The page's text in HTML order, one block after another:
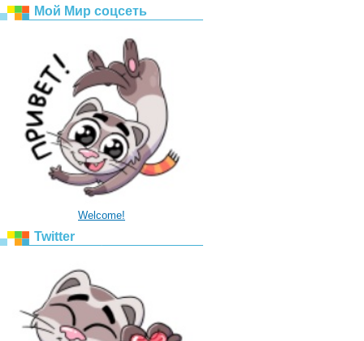
Mой Mир соцсеть
Welcome!
Twitter